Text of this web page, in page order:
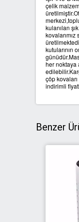
SIFIR
çelik
kulanılan
kutularının
her noktaya
çöp
indirimli
Benzer